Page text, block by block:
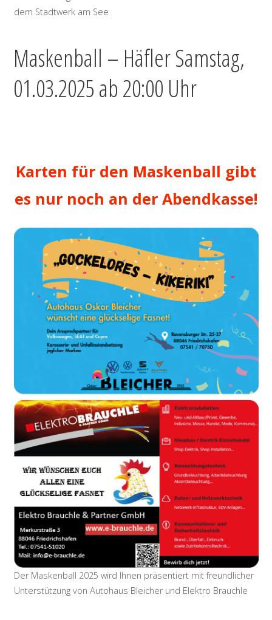
dem Stadtwerk am See
Maskenball – Häfler Samstag,
01.03.2025 ab 20:00 Uhr
Karten für den Maskenball gibt
es nur noch an der Abendkasse!
Der Maskenball 2025 wird Ihnen präsentiert mit freundlicher
Unterstützung von Autohaus Bleicher und Elektro Brauchle